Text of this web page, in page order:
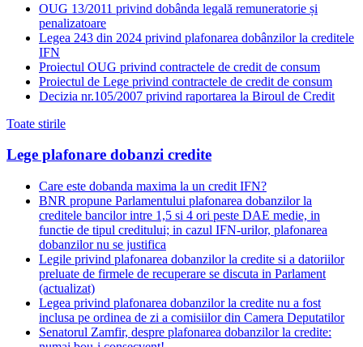
OUG 13/2011 privind dobânda legală remuneratorie și
penalizatoare
Legea 243 din 2024 privind plafonarea dobânzilor la creditele
IFN
Proiectul OUG privind contractele de credit de consum
Proiectul de Lege privind contractele de credit de consum
Decizia nr.105/2007 privind raportarea la Biroul de Credit
Toate stirile
Lege plafonare dobanzi credite
Care este dobanda maxima la un credit IFN?
BNR propune Parlamentului plafonarea dobanzilor la
creditele bancilor intre 1,5 si 4 ori peste DAE medie, in
functie de tipul creditului; in cazul IFN-urilor, plafonarea
dobanzilor nu se justifica
Legile privind plafonarea dobanzilor la credite si a datoriilor
preluate de firmele de recuperare se discuta in Parlament
(actualizat)
Legea privind plafonarea dobanzilor la credite nu a fost
inclusa pe ordinea de zi a comisiilor din Camera Deputatilor
Senatorul Zamfir, despre plafonarea dobanzilor la credite: